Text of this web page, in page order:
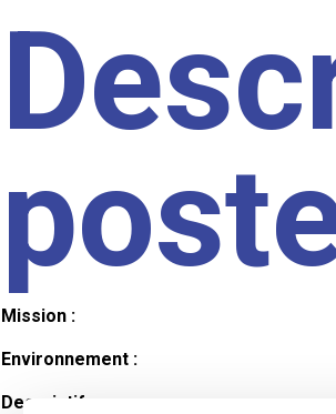
Mission :
Environnement :
Descriptif :